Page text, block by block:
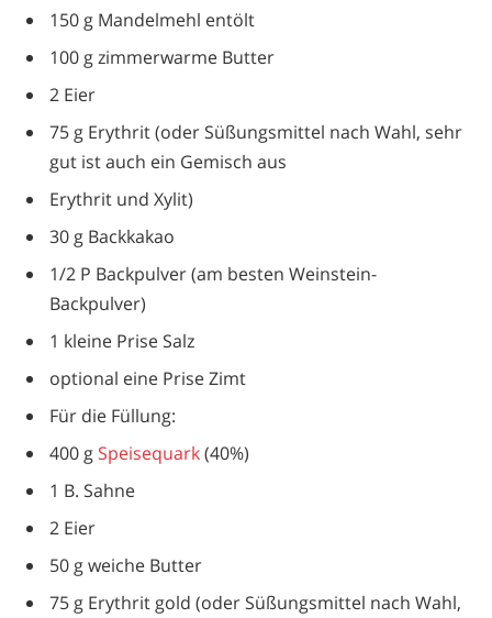
150 g Mandelmehl entölt
100 g zimmerwarme Butter
2 Eier
75 g Erythrit (oder Süßungsmittel nach Wahl, sehr
gut ist auch ein Gemisch aus
Erythrit und Xylit)
30 g Backkakao
1/2 P Backpulver (am besten Weinstein-
Backpulver)
1 kleine Prise Salz
optional eine Prise Zimt
Für die Füllung:
400 g Speisequark(40%)
1 B. Sahne
2 Eier
50 g weiche Butter
75 g Erythrit gold (oder Süßungsmittel nach Wahl,